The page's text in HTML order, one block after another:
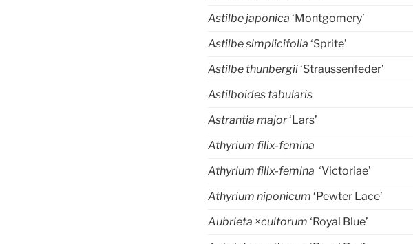
Astilbe japonica ‘Montgomery’
Astilbe simplicifolia ‘Sprite’
Astilbe thunbergii‘Straussenfeder’
Astilboides tabularis
Astrantia major‘Lars’
Athyrium filix-femina
Athyrium filix-femina ‘Victoriae’
Athyrium niponicum ‘Pewter Lace’
Aubrieta ×cultorum ‘Royal Blue’